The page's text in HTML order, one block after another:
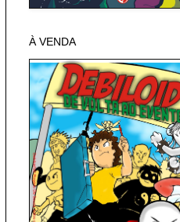
À VENDA